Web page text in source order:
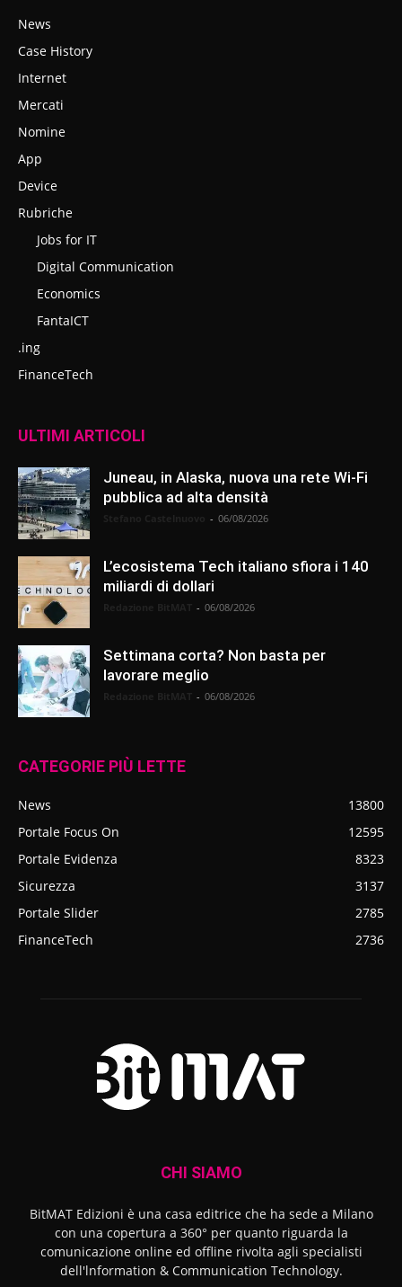
News
Case History
Internet
Mercati
Nomine
App
Device
Rubriche
Jobs for IT
Digital Communication
Economics
FantaICT
.ing
FinanceTech
ULTIMI ARTICOLI
Juneau, in Alaska, nuova una rete Wi-Fi
pubblica ad alta densità
- 06/08/2026
L’ecosistema Tech italiano sfiora i 140
miliardi di dollari
- 06/08/2026
Settimana corta? Non basta per
lavorare meglio
- 06/08/2026
CATEGORIE PIÙ LETTE
News
13800
Portale Focus On
12595
Portale Evidenza
8323
Sicurezza
3137
Portale Slider
2785
FinanceTech
2736
CHI SIAMO
BitMAT Edizioni è una casa editrice che ha sede a Milano
con una copertura a 360° per quanto riguarda la
comunicazione online ed offline rivolta agli specialisti
dell'lnformation & Communication Technology.